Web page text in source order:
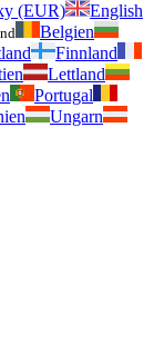
(EUR)
English
Belgien
Finnland
Lettland
Portugal
Ungarn